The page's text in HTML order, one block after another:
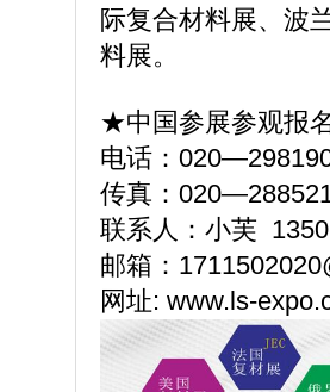
际复合材料展、波
料展。
★中国参展参观报
电话：
传真：
联系人：小芙
邮箱：
网址: www.ls-